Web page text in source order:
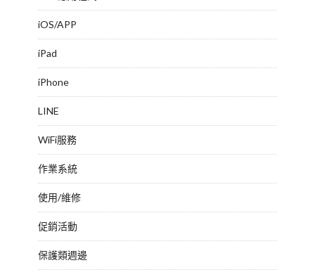
iOS/APP
iPad
iPhone
LINE
WiFi服務
作業系統
使用/維修
促銷活動
保護類週邊